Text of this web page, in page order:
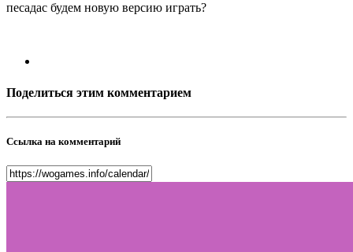
песадас будем новую версию играть?
Поделиться этим комментарием
Ссылка на комментарий